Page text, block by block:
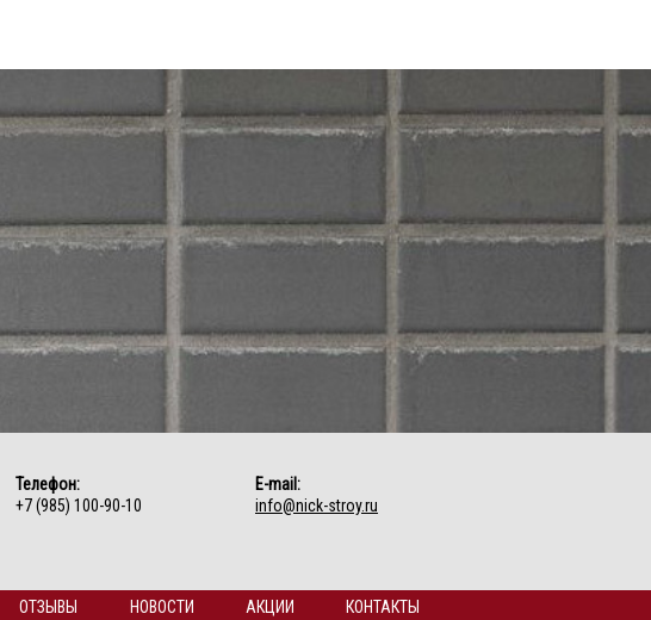
Телефон:
+7 (985) 100-90-10
E-mail:
info@nick-stroy.ru
ОТЗЫВЫ НОВОСТИ АКЦИИ КОНТАКТЫ